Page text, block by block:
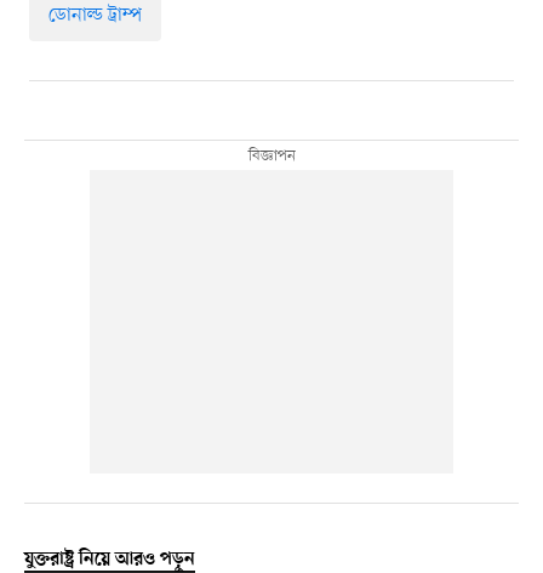
ডোনাল্ড ট্রাম্প
যুক্তরাষ্ট্র নিয়ে আরও পড়ুন